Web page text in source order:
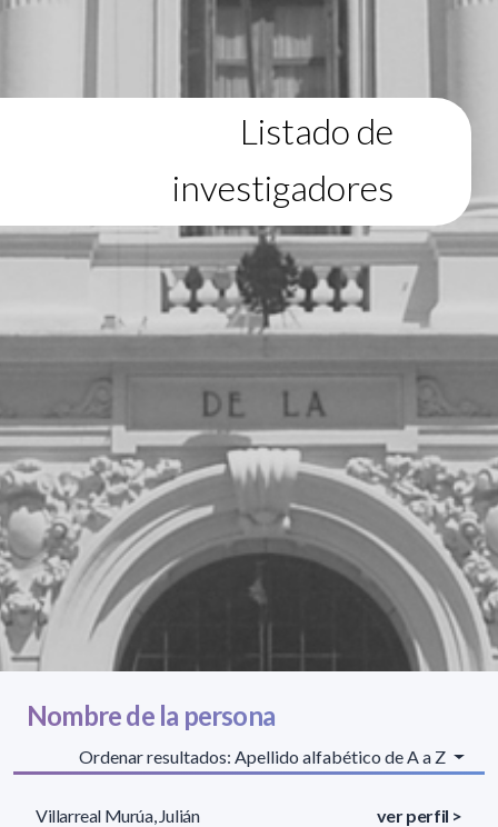
Listado de
investigadores
Nombre de la persona
Ordenar resultados: Apellido alfabético de A a Z
Villarreal Murúa, Julián ver perfil >